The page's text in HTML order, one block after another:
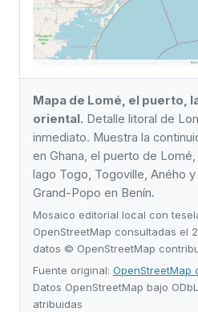
Mapa de Lomé, el puerto,
oriental. Detalle litoral de
inmediato. Muestra la
en Ghana, el puerto de
lago Togo, Togoville, Aného y
Grand-Popo en Benín.
Mosaico editorial local con
OpenStreetMap consultadas el
datos © OpenStreetMap
Fuente original: OpenStreetMap
Datos OpenStreetMap bajo
atribuidas